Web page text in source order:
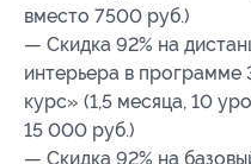
вместо 7500 руб.)
— Скидка 92% на
интерьера в программе
курс» (1,5 месяца, 10
15 000 руб.)
— Скидка 92% на